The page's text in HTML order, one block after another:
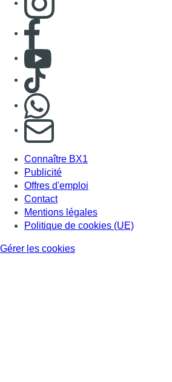
Consulter page Facebook
Consulter Youtube
Consulter TikTok
S'abonner à notre newsletter
Connaître BX1
Publicité
Offres d'emploi
Contact
Mentions légales
Politique de cookies (UE)
Gérer les cookies